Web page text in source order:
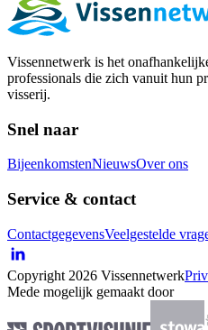
Vissennetwerk is het
professionals die zich vanuit hun
visserij.
Snel naar
BijeenkomstenNieuwsOver ons
Service & contact
ContactgegevensVeelgestelde
Copyright 2026 Vissennetwerk
Mede mogelijk gemaakt door